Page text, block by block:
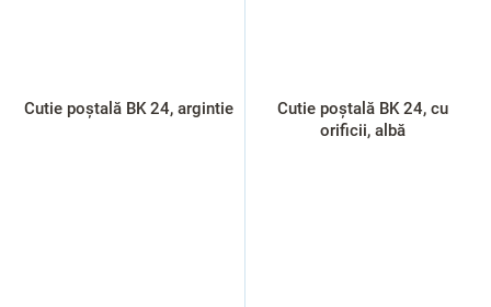
Cutie poștală BK 24, argintie
Cutie poștală BK 24, cu
orificii, albă